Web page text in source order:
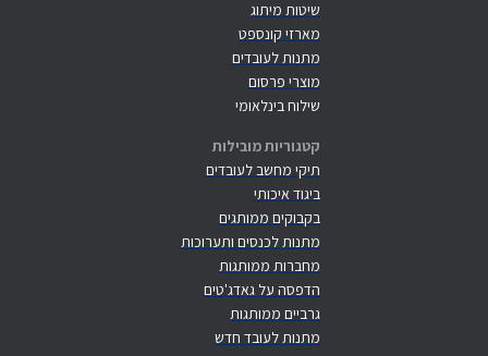
שיטות מיתוג
מארזי קונספט
מתנות לעובדים
מוצרי פרסום
שילוח בינלאומי
קטגוריות מובילות
תיקי מחשב לעובדים
ביגוד איכותי
בקבוקים ממותגים
מתנות לכנסים ותערוכות
מחברות ממותגות
הדפסה על גאדג'טים
גרביים ממותגות
מתנות לעובד חדש